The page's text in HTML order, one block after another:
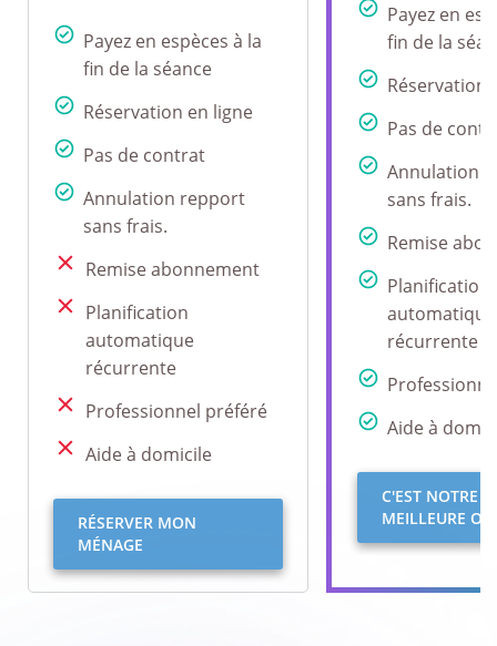
Payez en
fin de la
Réservation
Pas de
Annulation
sans frais.
Remise
Planification
automatique
récurrente
Aide à
C'EST NOTRE
MEILLEURE
Payez en espèces à la
fin de la séance
Réservation en ligne
Pas de contrat
Annulation repport
sans frais.
Remise abonnement
Planification
automatique
récurrente
Professionnel préféré
Aide à domicile
RÉSERVER MON
MÉNAGE